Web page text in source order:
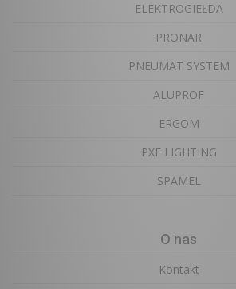
ELEKTROGIEŁDA
PRONAR
PNEUMAT SYSTEM
ALUPROF
ERGOM
PXF LIGHTING
SPAMEL
O nas
Kontakt